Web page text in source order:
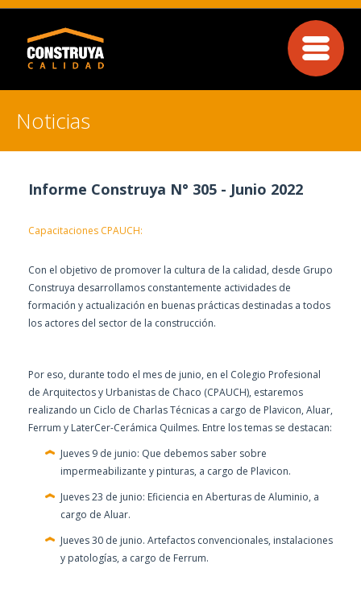
Noticias
Informe Construya N° 305 - Junio 2022
Capacitaciones CPAUCH:
Con el objetivo de promover la cultura de la calidad, desde Grupo
Construya desarrollamos constantemente actividades de
formación y actualización en buenas prácticas destinadas a todos
los actores del sector de la construcción.
Por eso, durante todo el mes de junio, en el Colegio Profesional
de Arquitectos y Urbanistas de Chaco (CPAUCH), estaremos
realizando un Ciclo de Charlas Técnicas a cargo de Plavicon, Aluar,
Ferrum y LaterCer-Cerámica Quilmes. Entre los temas se destacan:
Jueves 9 de junio: Que debemos saber sobre
impermeabilizante y pinturas, a cargo de Plavicon.
Jueves 23 de junio: Eficiencia en Aberturas de Aluminio, a
cargo de Aluar.
Jueves 30 de junio. Artefactos convencionales, instalaciones
y patologías, a cargo de Ferrum.